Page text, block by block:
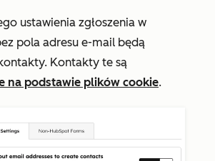
ustawienia zgłoszenia w
pola adresu e-mail będą
Kontakty te są
na podstawie plików cookie.